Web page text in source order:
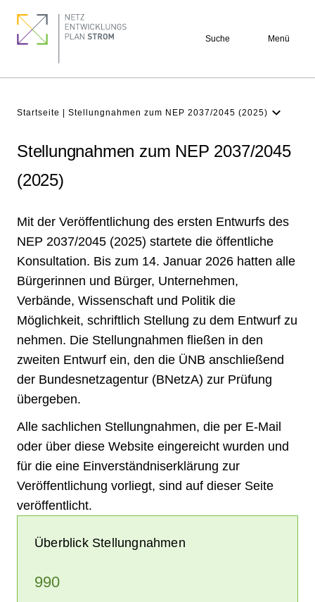
zum
Inhalt
Suche Menü
Pfadnavigation
Startseite
Stellungnahmen zum NEP 2037/2045 (2025)
Beteiligungsmöglichkeiten
Stellungnahmen zum NEP 2037/2045
(2025)
Mit der Veröffentlichung des ersten Entwurfs des
NEP 2037/2045 (2025) startete die öffentliche
Konsultation. Bis zum 14. Januar 2026 hatten alle
Bürgerinnen und Bürger, Unternehmen,
Verbände, Wissenschaft und Politik die
Möglichkeit, schriftlich Stellung zu dem Entwurf zu
nehmen. Die Stellungnahmen fließen in den
zweiten Entwurf ein, den die ÜNB anschließend
der Bundesnetzagentur (BNetzA) zur Prüfung
übergeben.
Alle sachlichen Stellungnahmen, die per E-Mail
oder über diese Website eingereicht wurden und
für die eine Einverständniserklärung zur
Veröffentlichung vorliegt, sind auf dieser Seite
veröffentlicht.
Überblick Stellungnahmen
990
quick
links